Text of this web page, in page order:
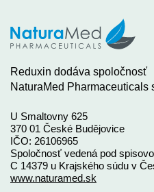
Reduxin dodáva spoločnosť
NaturaMed Pharmaceuticals
U Smaltovny 625
370 01 České Budějovice
IČO: 26106965
Spoločnosť vedená pod
C 14379 u Krajského súdu v
www.naturamed.sk